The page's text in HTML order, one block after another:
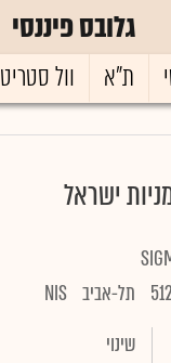
גלובס פיננסי
ת"א וול סטריט
ישראל
תל-אביב NIS
שינוי